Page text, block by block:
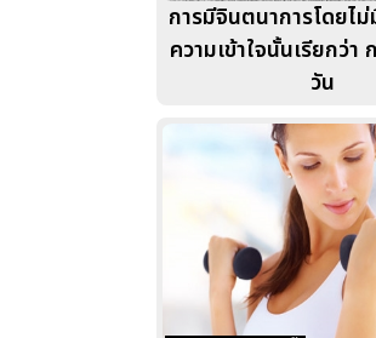
การมีจินตนาการโดยไ
ความเข้าใจนั้นเรียกว่า
วัน